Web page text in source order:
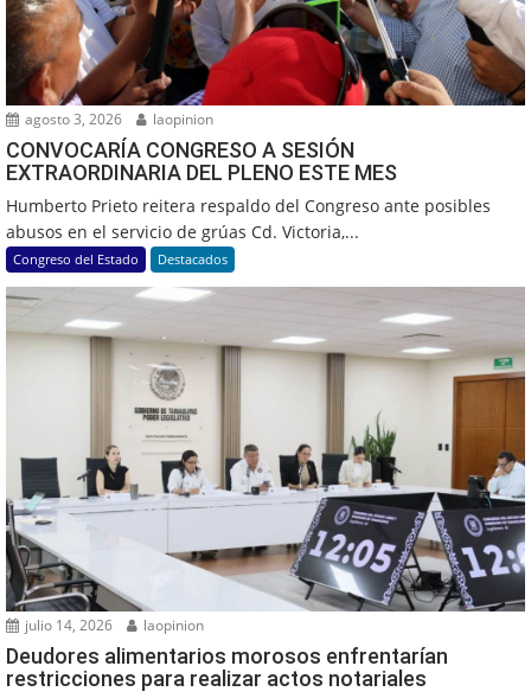
agosto 3, 2026 laopinion
CONVOCARÍA CONGRESO A SESIÓN
EXTRAORDINARIA DEL PLENO ESTE MES
Humberto Prieto reitera respaldo del Congreso ante posibles
abusos en el servicio de grúas Cd. Victoria,...
Congreso del Estado Destacados
julio 14, 2026 laopinion
Deudores alimentarios morosos enfrentarían
restricciones para realizar actos notariales